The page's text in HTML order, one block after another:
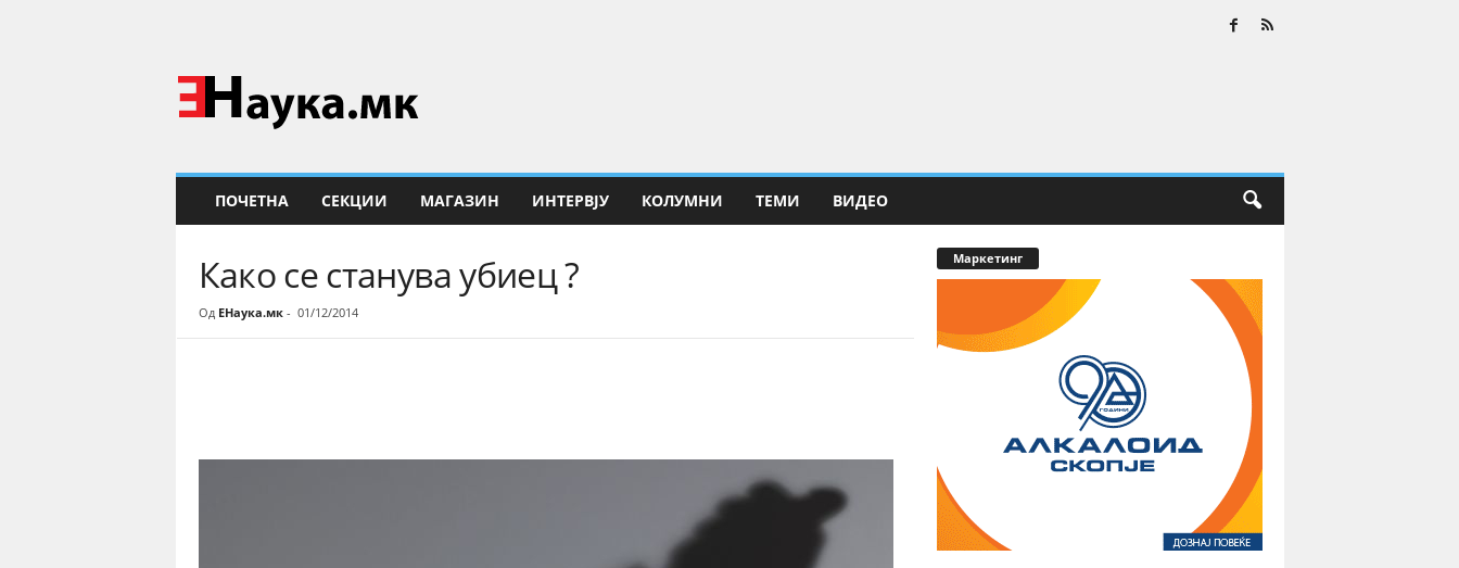
Н
а
у
ПОЧЕТНА СЕКЦИИ МАГАЗИН ИНТЕРВЈУ КОЛУМНИ ТЕМИ ВИДЕО
Како се станува убиец ?
Од ЕНаука.мк- 01/12/2014
Маркетинг